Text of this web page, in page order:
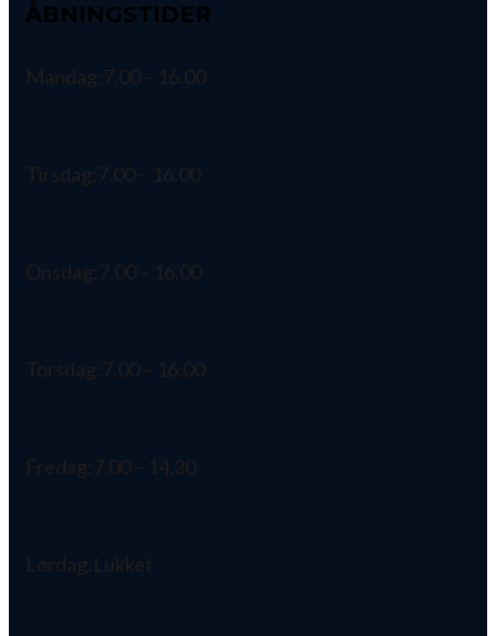
ÅBNINGSTIDER
Mandag:7.00 – 16.00
Tirsdag:7.00 – 16.00
Onsdag:7.00 – 16.00
Torsdag:7.00 – 16.00
Fredag:7.00 – 14.30
Lørdag:Lukket